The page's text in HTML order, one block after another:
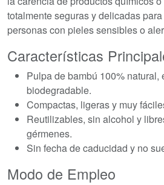
totalmente seguras y delicadas
personas con pieles sensibles o
Características
Pulpa de bambú 100% natural,
biodegradable.
Compactas, ligeras y muy
Reutilizables, sin alcohol y
gérmenes.
Sin fecha de caducidad y no
Modo de Empleo